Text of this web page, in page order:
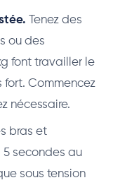
Tenez des
ou des
font travailler le
Commencez
nécessaire.
bras et
secondes au
sous tension